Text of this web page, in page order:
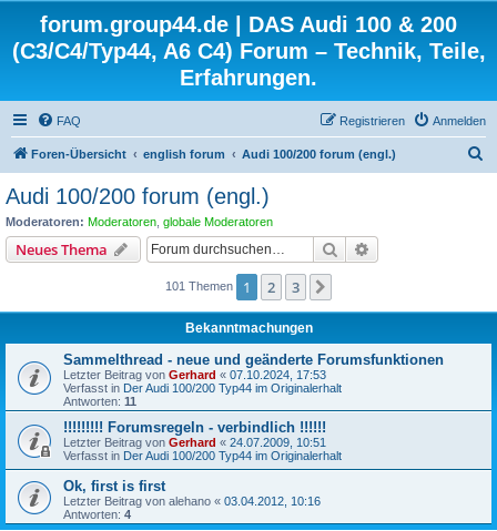
forum.group44.de | DAS Audi 100 & 200
(C3/C4/Typ44, A6 C4) Forum – Technik, Teile,
Erfahrungen.
FAQ Anmelden
Registrieren
Foren-Übersicht english forum Audi 100/200 forum (engl.)
Audi 100/200 forum (engl.)
Moderatoren: Moderatoren globale Moderatoren
Neues Thema Suche
101 Themen 1 2 3
Bekanntmachungen
Sammelthread - neue und geänderte Forumsfunktionen
Letzter Beitrag von Gerhard « 07.10.2024, 17:53
Verfasst in Der Audi 100/200 Typ44 im Originalerhalt
Antworten: 11
!!!!!!!!! Forumsregeln - verbindlich !!!!!!
Letzter Beitrag von Gerhard « 24.07.2009, 10:51
Verfasst in Der Audi 100/200 Typ44 im Originalerhalt
Ok, first is first
Letzter Beitrag von alehano « 03.04.2012, 10:16
Antworten: 4